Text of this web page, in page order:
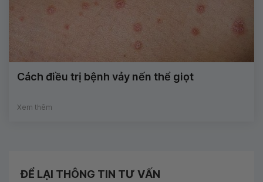
Cách điều trị bệnh vảy nến thể giọt
Xem thêm
ĐỂ LẠI THÔNG TIN TƯ VẤN